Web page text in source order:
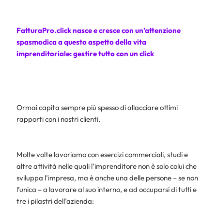
FatturaPro.click nasce e cresce con un’attenzione
spasmodica a questo aspetto della vita
imprenditoriale: gestire tutto con un click
Ormai capita sempre più spesso di allacciare ottimi
rapporti con i nostri clienti.
Molte volte lavoriamo con esercizi commerciali, studi e
altre attività nelle quali l’imprenditore non è solo colui che
sviluppa l’impresa, ma è anche una delle persone – se non
l’unica – a lavorare al suo interno, e ad occuparsi di tutti e
tre i pilastri dell’azienda: